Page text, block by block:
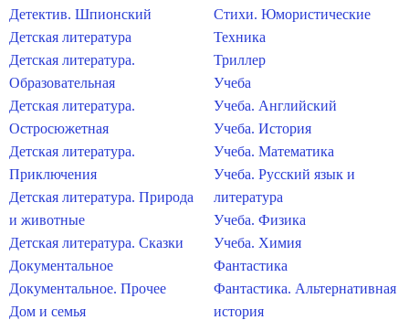
Детектив. Шпионский
Детская литература
Детская литература.
Образовательная
Детская литература.
Остросюжетная
Детская литература.
Приключения
Детская литература. Природа
и животные
Детская литература. Сказки
Документальное
Документальное. Прочее
Дом и семья
Стихи. Юмористические
Техника
Триллер
Учеба
Учеба. Английский
Учеба. История
Учеба. Математика
Учеба. Русский язык и
литература
Учеба. Физика
Учеба. Химия
Фантастика
Фантастика. Альтернативная
история